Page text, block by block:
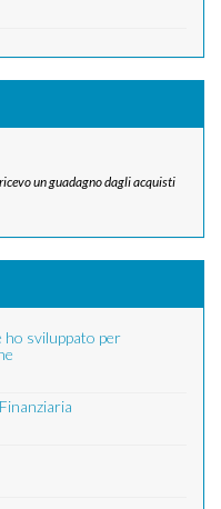
un guadagno dagli acquisti
ho sviluppato per